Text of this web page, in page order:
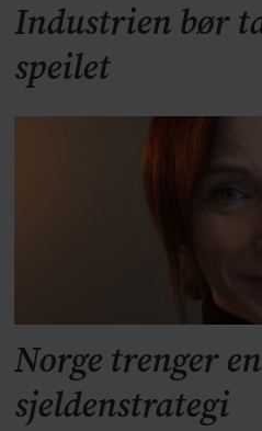
Industrien bør
speilet
Norge trenger
sjeldenstrategi